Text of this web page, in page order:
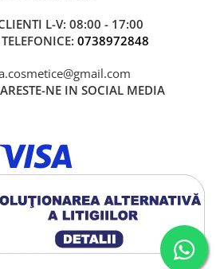
L-V: 08:00 - 17:00
0738972848
NE IN SOCIAL MEDIA